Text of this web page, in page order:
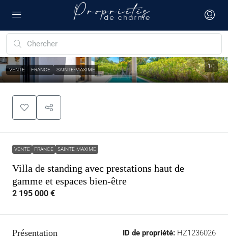
10
VENTE FRANCE SAINTE-MAXIME
VENTE FRANCE SAINTE-MAXIME
Villa de standing avec prestations haut de
gamme et espaces bien-être
2 195 000 €
Présentation ID de propriété: HZ1236026